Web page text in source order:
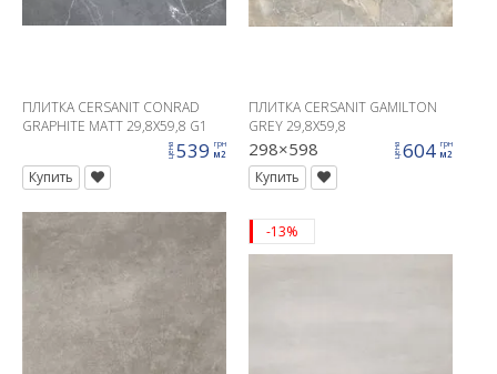
ПЛИТКА CERSANIT CONRAD
GRAPHITE MATT 29,8X59,8 G1
цена 539 грн
м2
Купить
ПЛИТКА CERSANIT GAMILTON
GREY 29,8X59,8
298×598 цена 604 грн
м2
Купить
-13%